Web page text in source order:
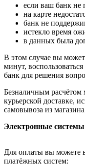
если ваш банк не
на карте
банк не
истекло время
в данных была
В этом случае вы
минут,
банк для решения
Безналичным расчётом
курьерской доставке,
самовывоза из
Электронные системы
Для оплаты вы можете
платёжных систем: